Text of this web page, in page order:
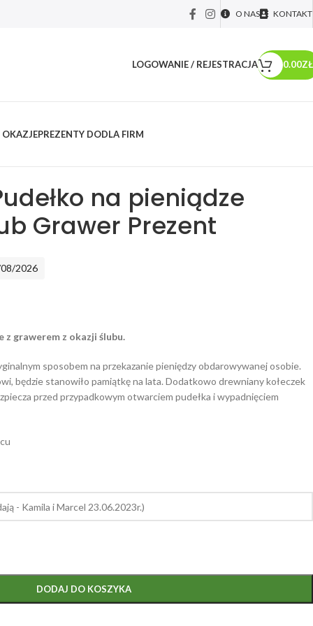
O NAS KONTAKT
LOGOWANIE / REJESTRACJA 0.00ZŁ
OKAZJEPREZENTY DODLA FIRM
na pieniądze
Grawer Prezent
2026
z grawerem z okazji ślubu.
sposobem na przekazanie pieniędzy obdarowywanej osobie.
będzie stanowiło pamiątkę na lata. Dodatkowo drewniany kołeczek
przed przypadkowym otwarciem pudełka i wypadnięciem
DODAJ DO KOSZYKA